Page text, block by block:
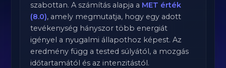
szabottan. A számítás alapja a MET érték
(8.0), amely megmutatja, hogy egy adott
tevékenység hányszor több energiát
igényel a nyugalmi állapothoz képest. Az
eredmény függ a tested súlyától, a mozgás
időtartamától és az intenzitástól.